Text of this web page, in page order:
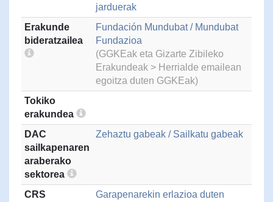
jarduerak
Erakunde
bideratzailea
Fundación Mundubat / Mundubat
Fundazioa
(GGKEak eta Gizarte Zibileko
Erakundeak > Herrialde emailean
egoitza duten GGKEak)
Tokiko
erakundea
DAC
sailkapenaren
araberako
sektorea
Zehaztu gabeak / Sailkatu gabeak
CRS
Garapenarekin erlazioa duten